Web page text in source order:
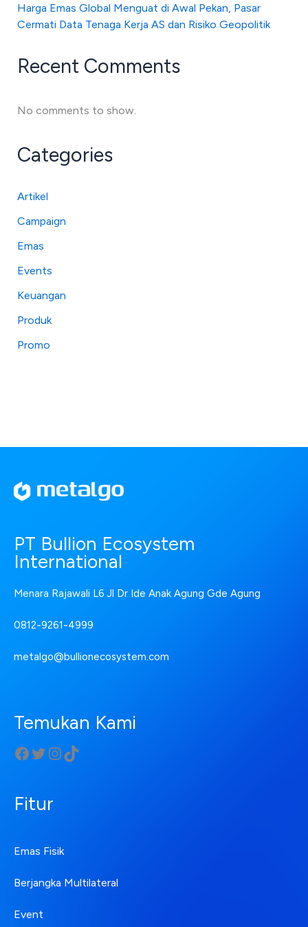
Harga Emas Global Menguat di Awal Pekan, Pasar
Cermati Data Tenaga Kerja AS dan Risiko Geopolitik
Recent Comments
No comments to show.
Categories
Artikel
Campaign
Emas
Events
Keuangan
Produk
Promo
PT Bullion Ecosystem
International
Menara Rajawali L6 Jl Dr Ide Anak Agung Gde Agung
0812-9261-4999
metalgo@bullionecosystem.com
Temukan Kami
Fitur
Emas Fisik
Berjangka Multilateral
Event